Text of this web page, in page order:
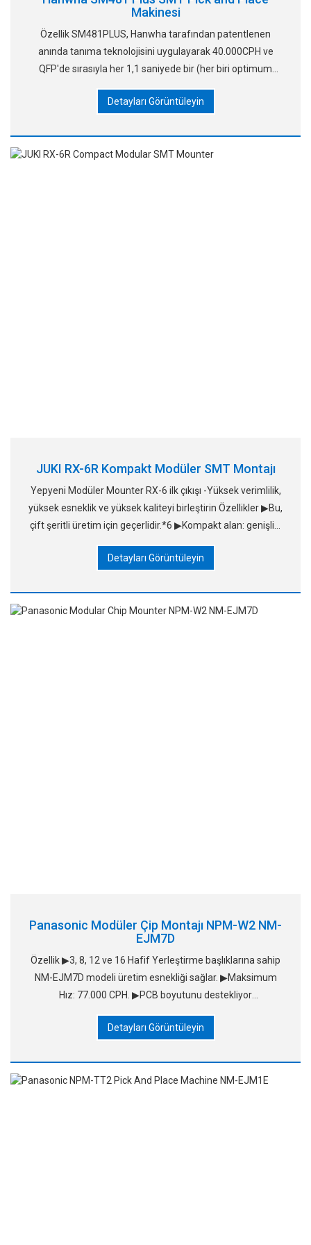
Makinesi
Özellik SM481PLUS, Hanwha tarafından patentlenen
anında tanıma teknolojisini uygulayarak 40.000CPH ve
QFP'de sırasıyla her 1,1 saniyede bir (her biri optimum
Detayları Görüntüleyin
JUKI RX-6R Kompakt Modüler SMT Montajı
Yepyeni Modüler Mounter RX-6 ilk çıkışı -Yüksek verimlilik,
yüksek esneklik ve yüksek kaliteyi birleştirin Özellikler ▶Bu,
çift şeritli üretim için geçerlidir.*6 ▶Kompakt alan: genişliği
Detayları Görüntüleyin
Panasonic Modüler Çip Montajı NPM-W2 NM-
EJM7D
Özellik ▶3, 8, 12 ve 16 Hafif Yerleştirme başlıklarına sahip
NM-EJM7D modeli üretim esnekliği sağlar. ▶Maksimum
Hız: 77.000 CPH. ▶PCB boyutunu destekliyor
destekliyor.
Detayları Görüntüleyin